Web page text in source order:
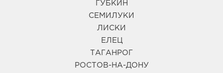
ГУБКИН
СЕМИЛУКИ
ЛИСКИ
ЕЛЕЦ
ТАГАНРОГ
РОСТОВ-НА-ДОНУ